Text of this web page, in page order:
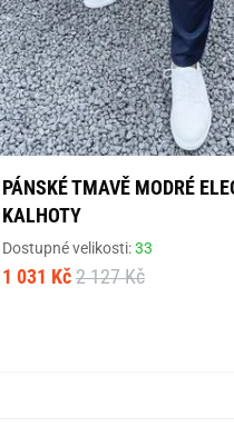
PÁNSKÉ TMAVĚ MODRÉ
KALHOTY
Dostupné velikosti:33
1 031 Kč 2 127 Kč